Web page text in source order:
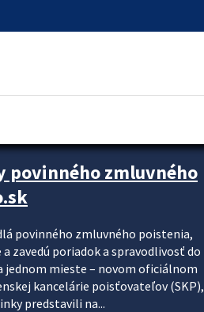
povinného zmluvného
povinného zmluvného poistenia,
zavedú poriadok a spravodlivosť do
jednom mieste – novom oficiálnom
kancelárie poisťovateľov (SKP),
predstavili na...